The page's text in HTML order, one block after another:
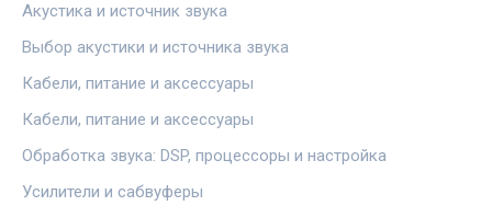
Акустика и источник звука
Выбор акустики и источника звука
Кабели, питание и аксессуары
Кабели, питание и аксессуары
Обработка звука: DSP, процессоры и настройка
Усилители и сабвуферы